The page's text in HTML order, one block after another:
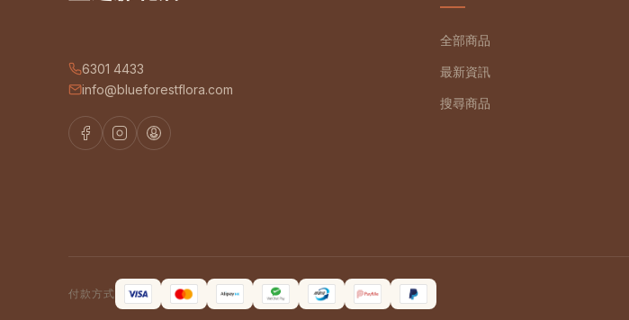
6301 4433
info@blueforestflora.com
全部商品
最新資訊
搜尋商品
付款方式